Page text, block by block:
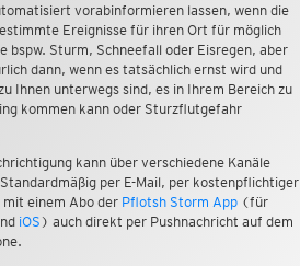
vorabinformieren lassen, wenn die
Ereignisse für ihren Ort für möglich
bspw. Sturm, Schneefall oder Eisregen, aber
dann, wenn es tatsächlich ernst wird und
Ihnen unterwegs sind, es in Ihrem Bereich zu
kommen kann oder Sturzflutgefahr
kann über verschiedene Kanäle
per E-Mail, per kostenpflichtiger
mit einem Abo der Pflotsh Storm App(für
iOS ) auch direkt per Pushnachricht auf dem